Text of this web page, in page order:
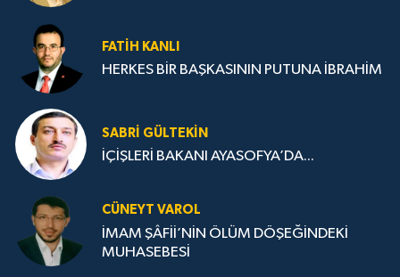
FATIH KANLI
HERKES BİR BAŞKASININ PUTUNA İBRAHİM
SABRI GÜLTEKIN
İÇİŞLERİ BAKANI AYASOFYA’DA...
CÜNEYT VAROL
İMAM ŞÂFİİ’NİN ÖLÜM DÖŞEĞİNDEKİ
MUHASEBESİ